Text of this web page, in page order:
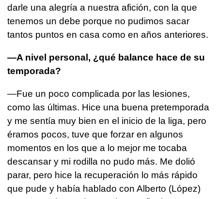
darle una alegría a nuestra afición, con la que
tenemos un debe porque no pudimos sacar
tantos puntos en casa como en años anteriores.
—A nivel personal, ¿qué balance hace de su
temporada?
—Fue un poco complicada por las lesiones,
como las últimas. Hice una buena pretemporada
y me sentía muy bien en el inicio de la liga, pero
éramos pocos, tuve que forzar en algunos
momentos en los que a lo mejor me tocaba
descansar y mi rodilla no pudo más. Me dolió
parar, pero hice la recuperación lo más rápido
que pude y había hablado con Alberto (López)